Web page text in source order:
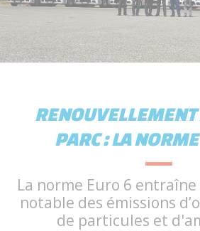
RENOUVELLEMENT
PARC : LA
La norme Euro 6
notable des émissions
de particules et